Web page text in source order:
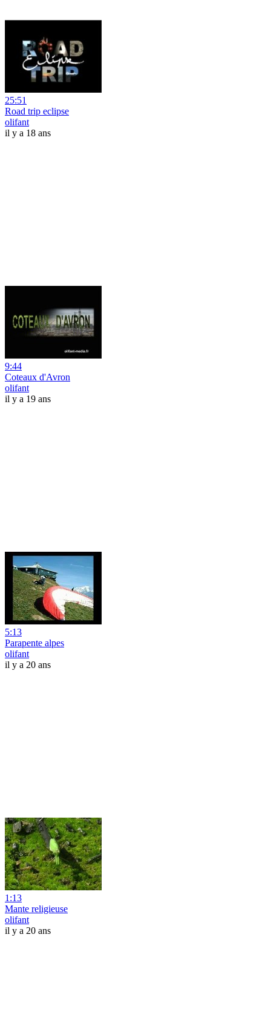
25:51
Road trip eclipse
olifant
il y a 18 ans
9:44
Coteaux d'Avron
olifant
il y a 19 ans
5:13
Parapente alpes
olifant
il y a 20 ans
1:13
Mante religieuse
olifant
il y a 20 ans